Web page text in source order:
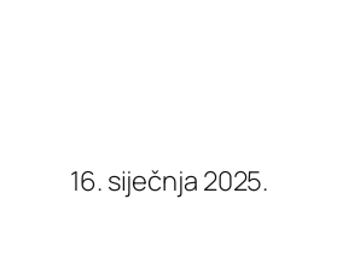
16. siječnja 2025.